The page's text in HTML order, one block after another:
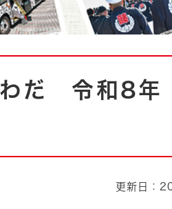
わだ 令和8年
更新日：